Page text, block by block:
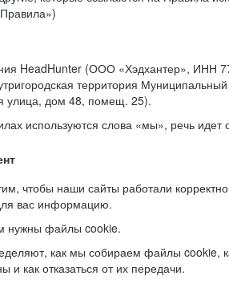
HeadHunter (ООО «Хэдхантер», ИНН
территория Муниципальный
улица, дом 48, помещ. 25).
используются слова «мы», речь
чтобы наши сайты работали
вас информацию.
нужны файлы cookie.
как мы собираем файлы cookie,
и как отказаться от их передачи.